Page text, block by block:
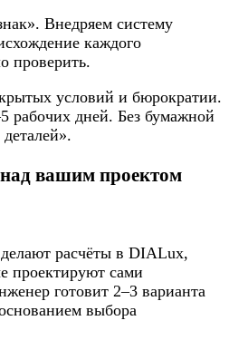
Внедряем систему
каждого
проверить.
условий и бюрократии.
рабочих дней. Без бумажной
вашим проектом
расчёты в DIALux,
проектируют сами
готовит 2–3 варианта
выбора